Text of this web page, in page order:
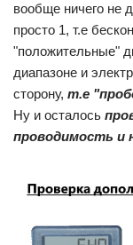
вообще ничего не
просто 1, т.е
"положительные"
диапазоне и
сторону, т.е
Ну и осталось
проводимость и